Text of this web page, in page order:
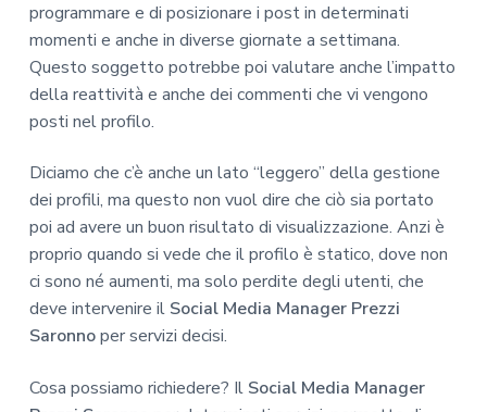
programmare e di posizionare i post in determinati
momenti e anche in diverse giornate a settimana.
Questo soggetto potrebbe poi valutare anche l’impatto
della reattività e anche dei commenti che vi vengono
posti nel profilo.
Diciamo che c’è anche un lato “leggero” della gestione
dei profili, ma questo non vuol dire che ciò sia portato
poi ad avere un buon risultato di visualizzazione. Anzi è
proprio quando si vede che il profilo è statico, dove non
ci sono né aumenti, ma solo perdite degli utenti, che
deve intervenire ilSocial Media Manager Prezzi
Saronnoper servizi decisi.
Cosa possiamo richiedere? Il Social Media Manager